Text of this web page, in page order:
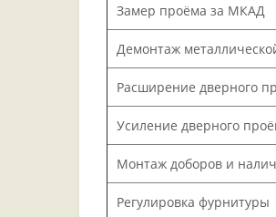
Замер проёма за МКАД
Демонтаж
Расширение дверного
Усиление дверного
Монтаж доборов и
Регулировка фурнитуры